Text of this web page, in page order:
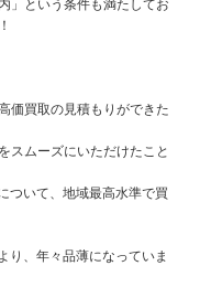
」という条件も満たしてお
価買取の見積もりができた
スムーズにいただけたこと
ついて、地域最高水準で買
り、年々品薄になっていま